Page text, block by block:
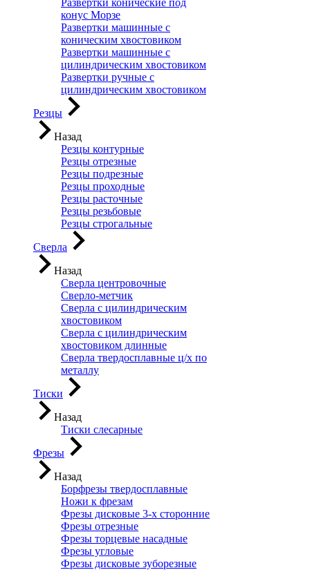
Развертки конические под
конус Морзе
Развертки машинные с
коническим хвостовиком
Развертки машинные с
цилиндрическим хвостовиком
Развертки ручные с
цилиндрическим хвостовиком
Резцы
Назад
Резцы контурные
Резцы отрезные
Резцы подрезные
Резцы проходные
Резцы расточные
Резцы резьбовые
Резцы строгальные
Сверла
Назад
Сверла центровочные
Сверло-метчик
Сверла с цилиндрическим
хвостовиком
Сверла с цилиндрическим
хвостовиком длинные
Сверла твердосплавные ц/х по
металлу
Тиски
Назад
Тиски слесарные
Фрезы
Назад
Борфрезы твердосплавные
Ножи к фрезам
Фрезы дисковые 3-х сторонние
Фрезы отрезные
Фрезы торцевые насадные
Фрезы угловые
Фрезы дисковые зуборезные